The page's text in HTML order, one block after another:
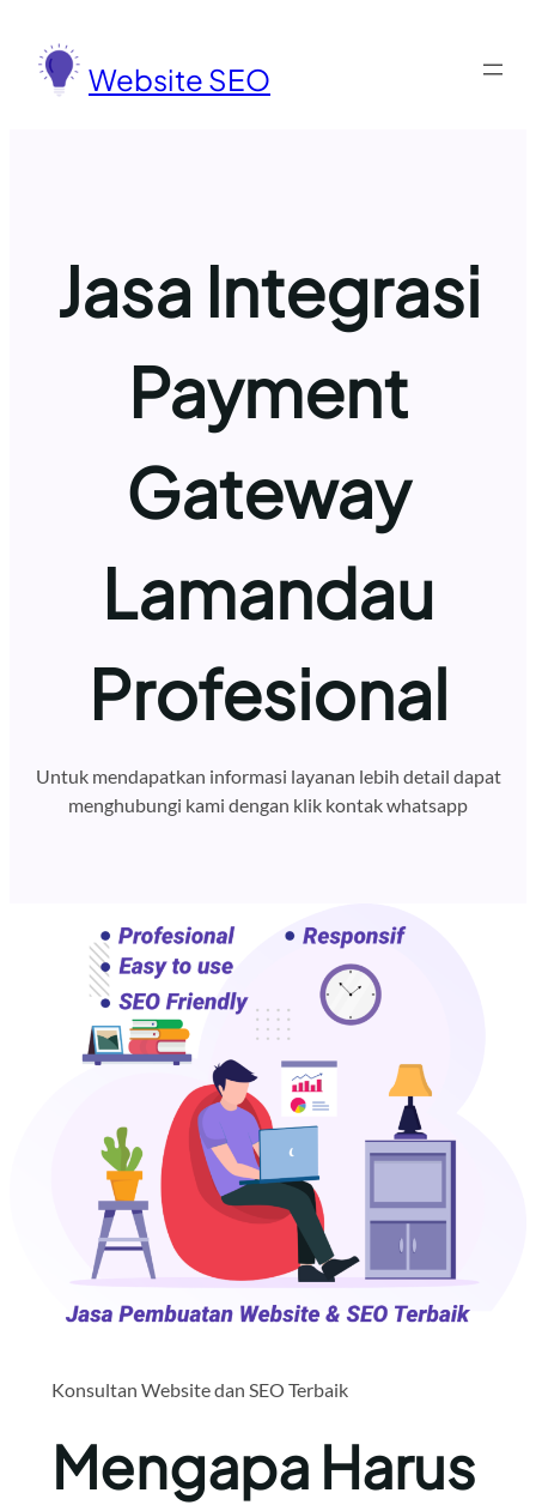
konten
Website SEO
Jasa Integrasi
Payment
Gateway
Lamandau
Profesional
Untuk mendapatkan informasi layanan lebih detail dapat
menghubungi kami dengan klik kontak whatsapp
Konsultan Website dan SEO Terbaik
Mengapa Harus